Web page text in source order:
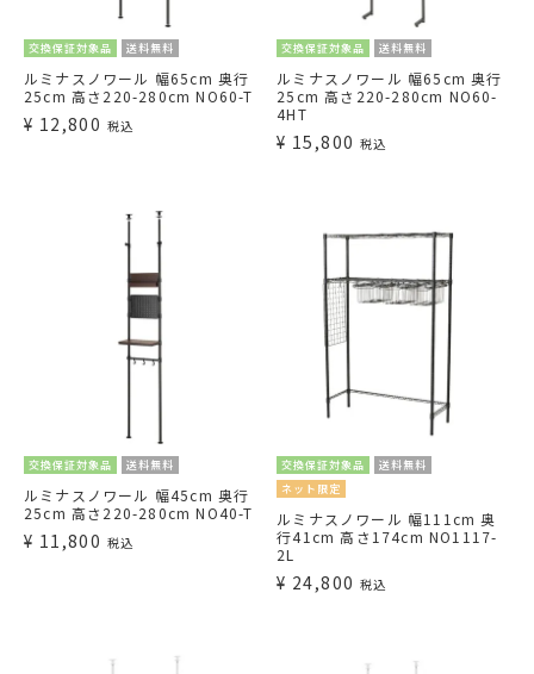
交換保証対象品 送料無料
ルミナスノワール 幅65cm 奥行
25cm 高さ220-280cm NO60-T
¥ 12,800 税込
交換保証対象品 送料無料
ルミナスノワール 幅65cm 奥行
25cm 高さ220-280cm NO60-
4HT
¥ 15,800 税込
交換保証対象品 送料無料
ルミナスノワール 幅45cm 奥行
25cm 高さ220-280cm NO40-T
¥ 11,800 税込
交換保証対象品
送料無料
ネット限定
ルミナスノワール 幅111cm 奥
行41cm 高さ174cm NO1117-
2L
¥ 24,800 税込